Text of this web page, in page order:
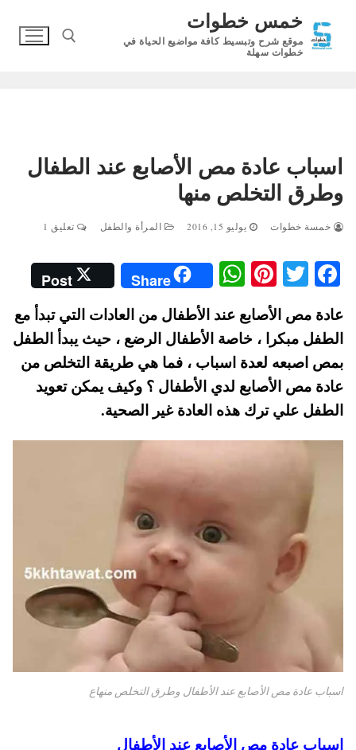
المحتوى
خمس خطوات
موقع شرح وتبسيط كافة مواضيع الحياة في
خطوات سهلة
اسباب عادة مص الأصابع عند الطفال
وطرق التخلص منها
خمسة خطوات يوليو 15, 2016 المرأة والطفل تعليق 1
Fa
bo
ok
T
wi
tte
r
Pi
er
es
t
W
ha
ts
A
pp
Share
Post
عادة مص الأصابع عند الأطفال من العادات التي تبدأ مع
الطفل مبكرا ، خاصة الأطفال الرضع ، حيث يبدأ الطفل
بمص اصبعه لعدة اسباب ، فما هي طريقة التخلص من
عادة مص الأصابع لدي الأطفال ؟ وكيف يمكن تعويد
الطفل علي ترك هذه العادة غير الصحية.
اسباب عادة مص الأصابع عند الأطفال وطرق التخلص منهاع
اسباب عادة مص الأصابع عند الأطفال